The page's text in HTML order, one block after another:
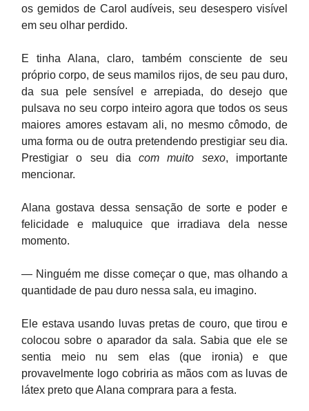
os gemidos de Carol audíveis, seu desespero visível
em seu olhar perdido.
E tinha Alana, claro, também consciente de seu
próprio corpo, de seus mamilos rijos, de seu pau duro,
da sua pele sensível e arrepiada, do desejo que
pulsava no seu corpo inteiro agora que todos os seus
maiores amores estavam ali, no mesmo cômodo, de
uma forma ou de outra pretendendo prestigiar seu dia.
Prestigiar o seu diacom muito sexo, importante
mencionar.
Alana gostava dessa sensação de sorte e poder e
felicidade e maluquice que irradiava dela nesse
momento.
— Ninguém me disse começar o que, mas olhando a
quantidade de pau duro nessa sala, eu imagino.
Ele estava usando luvas pretas de couro, que tirou e
colocou sobre o aparador da sala. Sabia que ele se
sentia meio nu sem elas (que ironia) e que
provavelmente logo cobriria as mãos com as luvas de
látex preto que Alana comprara para a festa.